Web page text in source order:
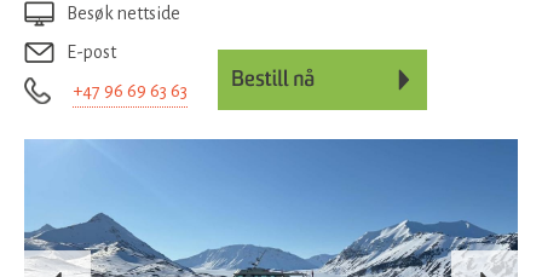
Besøk nettside
E-post
+47 96 69 63 63